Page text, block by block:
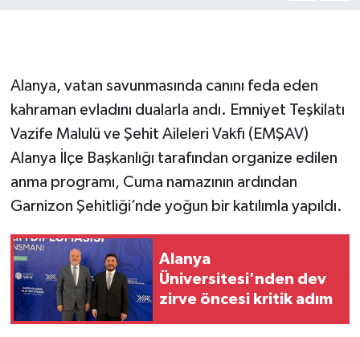
Alanya, vatan savunmasında canını feda eden
kahraman evladını dualarla andı. Emniyet Teşkilatı
Vazife Malulü ve Şehit Aileleri Vakfı (EMŞAV)
Alanya İlçe Başkanlığı tarafından organize edilen
anma programı, Cuma namazının ardından
Garnizon Şehitliği’nde yoğun bir katılımla yapıldı.
Alanya
Üniversitesi'nden dev
zirve öncesi kritik adım